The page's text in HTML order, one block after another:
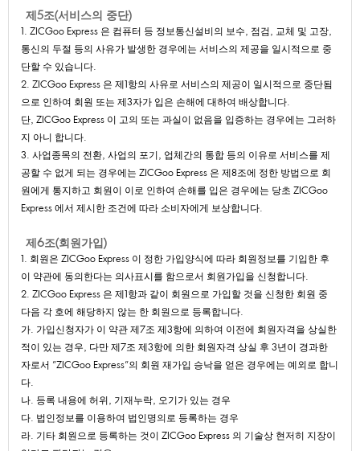
제5조(서비스의중단)
1.ZICGooExpress은컴퓨터등정보통신설비의보수,점검,교체및고장,
통신의두절등의사유가발생한경우에는서비스의제공을일시적으로중
단할수있습니다.
2.ZICGooExpress은제1항의사유로서비스의제공이일시적으로중단됨
으로인하여회원또는제3자가입은손해에대하여배상합니다.
단,ZICGooExpress이고의또는과실이없음을입증하는경우에는그러하
지아니합니다.
3.사업종목의전환,사업의포기,업체간의통합등의이유로서비스를제
공할수없게되는경우에는ZICGooExpress은제8조에정한방법으로회
원에게통지하고회원이이로인하여손해를입은경우에는당초ZICGoo
Express에서제시한조건에따라소비자에게보상합니다.
제6조(회원가입)
1.회원은ZICGooExpress이정한가입양식에따라회원정보를기입한후
이약관에동의한다는의사표시를함으로서회원가입을신청합니다.
2.ZICGooExpress은제1항과같이회원으로가입할것을신청한회원중
다음각호에해당하지않는한회원으로등록합니다.
가.가입신청자가이약관제7조제3항에의하여이전에회원자격을상실한
적이있는경우,다만제7조제3항에의한회원자격상실후3년이경과한
자로서"ZICGooExpress"의회원재가입승낙을얻은경우에는예외로합니
다.
나.등록내용에허위,기재누락,오기가있는경우
다.법인정보를이용하여법인명의로등록하는경우
라.기타회원으로등록하는것이ZICGooExpress의기술상현저히지장이